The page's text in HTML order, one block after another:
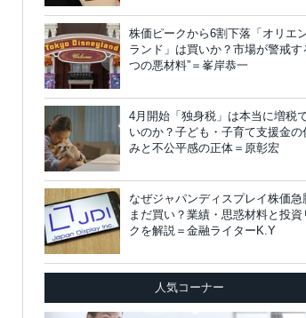
株価ピークから6割下落「オリエ
ランド」は買いか？市場が警戒す
つの悪材料”＝峯岸恭一
4月開始「独身税」は本当に増税
いのか？子ども・子育て支援金の
みと不公平感の正体＝原彰宏
なぜジャパンディスプレイ株価急
まだ買い？業績・思惑材料と投資
クを解説＝金融ライターK.Y
人気コーナー